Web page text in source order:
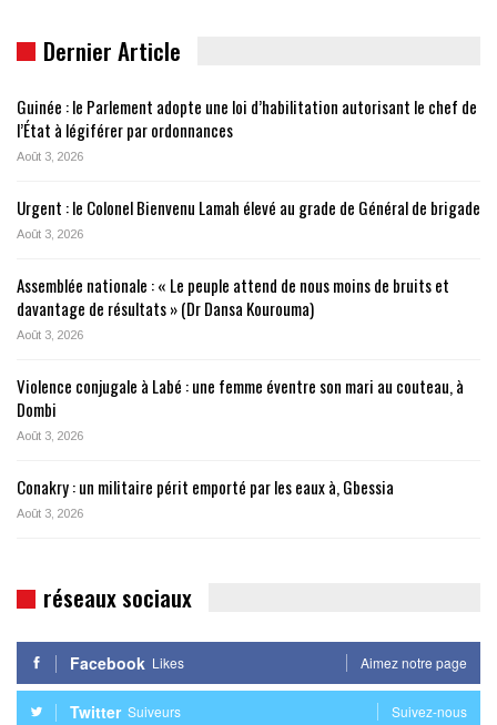
Dernier Article
Guinée : le Parlement adopte une loi d’habilitation autorisant le chef de
l’État à légiférer par ordonnances
Août 3, 2026
Urgent : le Colonel Bienvenu Lamah élevé au grade de Général de brigade
Août 3, 2026
Assemblée nationale : « Le peuple attend de nous moins de bruits et
davantage de résultats » (Dr Dansa Kourouma)
Août 3, 2026
Violence conjugale à Labé : une femme éventre son mari au couteau, à
Dombi
Août 3, 2026
Conakry : un militaire périt emporté par les eaux à, Gbessia
Août 3, 2026
réseaux sociaux
Facebook Likes Aimez notre page
Twitter Suiveurs Suivez-nous